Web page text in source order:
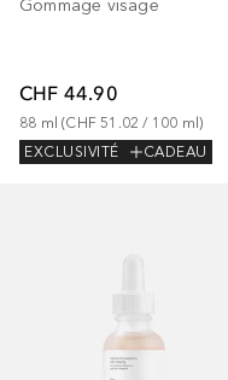
Gommage visage
CHF 44.90
88 ml (CHF 51.02 / 100 ml)
EXCLUSIVITÉ
CADEAU